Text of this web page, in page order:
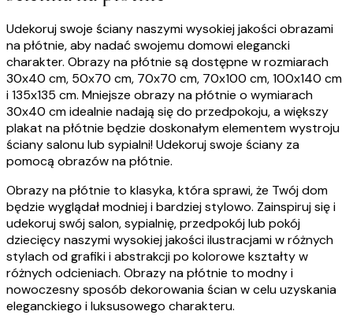
Udekoruj swoje ściany naszymi wysokiej jakości obrazami
na płótnie, aby nadać swojemu domowi elegancki
charakter. Obrazy na płótnie są dostępne w rozmiarach
30x40 cm, 50x70 cm, 70x70 cm, 70x100 cm, 100x140 cm
i 135x135 cm. Mniejsze obrazy na płótnie o wymiarach
30x40 cm idealnie nadają się do przedpokoju, a większy
plakat na płótnie będzie doskonałym elementem wystroju
ściany salonu lub sypialni! Udekoruj swoje ściany za
pomocą obrazów na płótnie.
Obrazy na płótnie to klasyka, która sprawi, że Twój dom
będzie wyglądał modniej i bardziej stylowo. Zainspiruj się i
udekoruj swój salon, sypialnię, przedpokój lub pokój
dziecięcy naszymi wysokiej jakości ilustracjami w różnych
stylach od grafiki i abstrakcji po kolorowe kształty w
różnych odcieniach. Obrazy na płótnie to modny i
nowoczesny sposób dekorowania ścian w celu uzyskania
eleganckiego i luksusowego charakteru.